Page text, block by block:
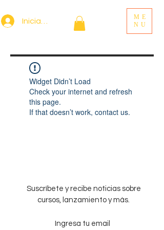
Iniciar sesión
ME
NU
Widget Didn’t Load
Check your internet and refresh
this page.
If that doesn’t work, contact us.
Suscríbete y recibe noticias sobre
cursos, lanzamiento y más.